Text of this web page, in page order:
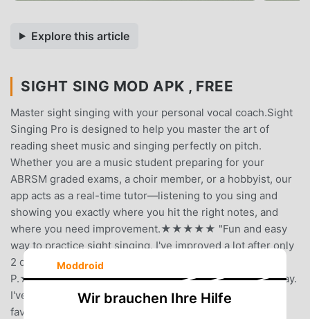
Explore this article
SIGHT SING MOD APK , FREE
Master sight singing with your personal vocal coach.Sight
Singing Pro is designed to help you master the art of
reading sheet music and singing perfectly on pitch.
Whether you are a music student preparing for your
ABRSM graded exams, a choir member, or a hobbyist, our
app acts as a real-time tutor—listening to you sing and
showing you exactly where you hit the right notes, and
where you need improvement.★★★★★ "Fun and easy
way to practice sight singing. I've improved a lot after only
2 days. It's great how it tests you in real time." – Linda
P.★★★★★ "Great way to learn by doing a little each day.
I've tried other sight reading apps and this one is my
favorite." – John F.【 3 Core Training Modes 】• Sight
Moddroid
Wir brauchen Ihre Hilfe